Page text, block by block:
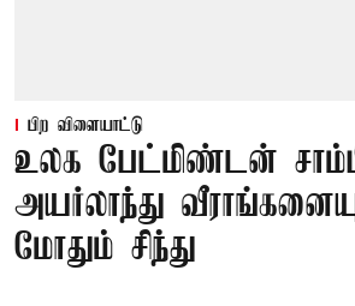
பிற விளையாட்டு
உலக பேட்மிண்டன்
அயர்லாந்து
மோதும் சிந்து